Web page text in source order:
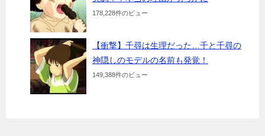
178,228件のビュー
【衝撃】千尋は生理だった…千と千尋の
神隠しのモデルの名前も発覚！
149,388件のビュー